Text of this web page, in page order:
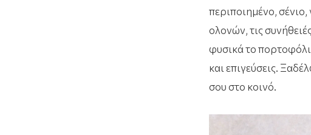
περιποιημένο, σένιο,
ολονών, τις
φυσικά το
και επιγεύσεις.
σου στο κοινό.